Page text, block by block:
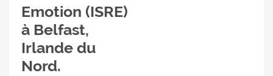
Emotion (ISRE)
à Belfast,
Irlande du
Nord.